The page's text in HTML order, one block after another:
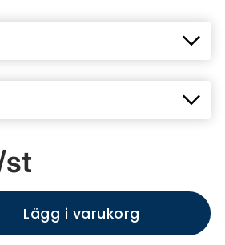
Lägg i varukorg